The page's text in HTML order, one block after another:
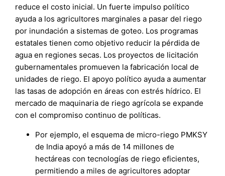
reduce el costo inicial. Un fuerte impulso político
ayuda a los agricultores marginales a pasar del riego
por inundación a sistemas de goteo. Los programas
estatales tienen como objetivo reducir la pérdida de
agua en regiones secas. Los proyectos de licitación
gubernamentales promueven la fabricación local de
unidades de riego. El apoyo político ayuda a aumentar
las tasas de adopción en áreas con estrés hídrico. El
mercado de maquinaria de riego agrícola se expande
con el compromiso continuo de políticas.
Por ejemplo, el esquema de micro-riego PMKSY
de India apoyó a más de 14 millones de
hectáreas con tecnologías de riego eficientes,
permitiendo a miles de agricultores adoptar